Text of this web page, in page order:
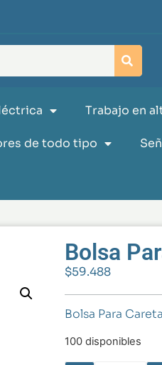
Trabajo en
de todo tipo
Bolsa
$59.488
Bolsa Para
100 disponibles